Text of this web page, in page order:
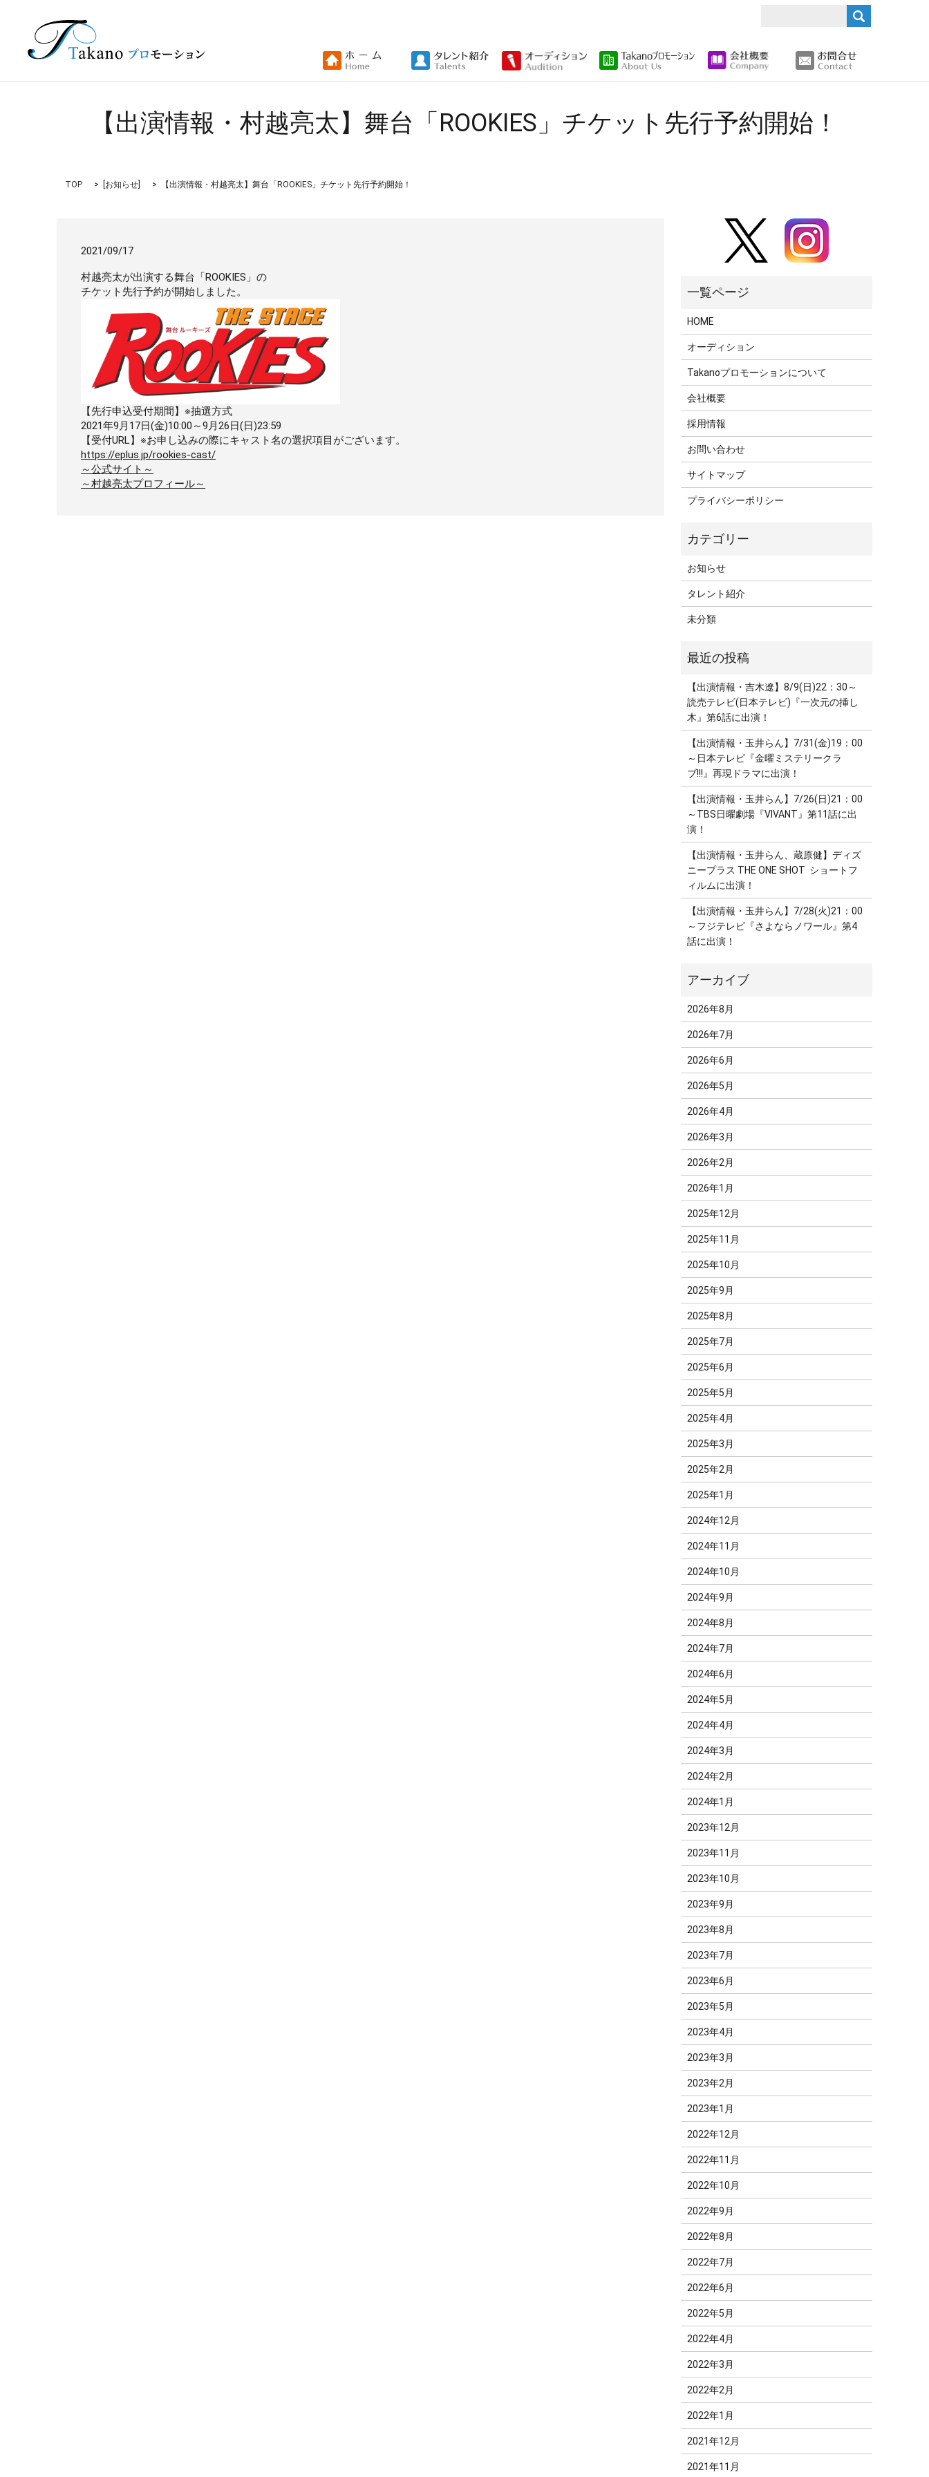
【出演情報・村越亮太】舞台「ROOKIES」チケット先行予約開始！
TOP お知らせ 【出演情報・村越亮太】舞台「ROOKIES」チケット先行予約開始！
2021/09/17
村越亮太が出演する舞台「ROOKIES」の
チケット先行予約が開始しました。
【先行申込受付期間】※抽選方式
2021年9月17日(金)10:00～9月26日(日)23:59
【受付URL】※お申し込みの際にキャスト名の選択項目がございます。
https://eplus.jp/rookies-cast/
～公式サイト～
～村越亮太プロフィール～
HOME
オーディション
Takanoプロモーションについて
会社概要
採用情報
お問い合わせ
サイトマップ
プライバシーポリシー
お知らせ
タレント紹介
未分類
【出演情報・吉木遼】8/9(日)22：30～
読売テレビ(日本テレビ)『一次元の挿し
木』第6話に出演！
【出演情報・玉井らん】7/31(金)19：00
～日本テレビ『金曜ミステリークラ
ブ!!!』再現ドラマに出演！
【出演情報・玉井らん】7/26(日)21：00
～TBS日曜劇場『VIVANT』第11話に出
演！
【出演情報・玉井らん、蔵原健】ディズ
ニープラス THE ONE SHOT ショートフ
ィルムに出演！
【出演情報・玉井らん】7/28(火)21：00
～フジテレビ『さよならノワール』第4
話に出演！
2026年8月
2026年7月
2026年6月
2026年5月
2026年4月
2026年3月
2026年2月
2026年1月
2025年12月
2025年11月
2025年10月
2025年9月
2025年8月
2025年7月
2025年6月
2025年5月
2025年4月
2025年3月
2025年2月
2025年1月
2024年12月
2024年11月
2024年10月
2024年9月
2024年8月
2024年7月
2024年6月
2024年5月
2024年4月
2024年3月
2024年2月
2024年1月
2023年12月
2023年11月
2023年10月
2023年9月
2023年8月
2023年7月
2023年6月
2023年5月
2023年4月
2023年3月
2023年2月
2023年1月
2022年12月
2022年11月
2022年10月
2022年9月
2022年8月
2022年7月
2022年6月
2022年5月
2022年4月
2022年3月
2022年2月
2022年1月
2021年12月
2021年11月